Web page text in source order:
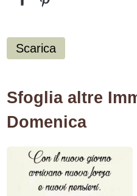
Scarica
Sfoglia altre
Domenica